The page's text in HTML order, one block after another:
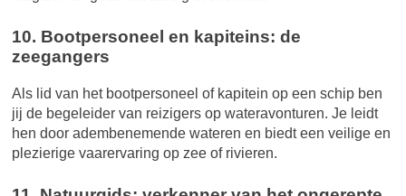
10. Bootpersoneel en kapiteins: de
zeegangers
Als lid van het bootpersoneel of kapitein op een schip ben
jij de begeleider van reizigers op wateravonturen. Je leidt
hen door adembenemende wateren en biedt een veilige en
plezierige vaarervaring op zee of rivieren.